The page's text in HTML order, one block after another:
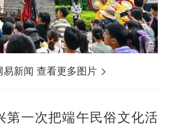
易新闻 查看更多图片
第一次把端午民俗文化活